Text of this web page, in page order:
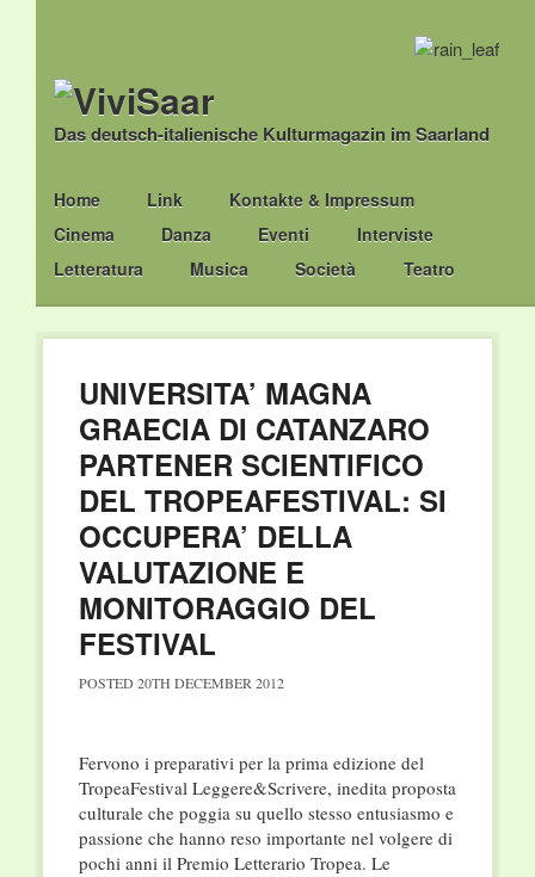
Das deutsch-italienische Kulturmagazin im Saarland
Main menu
Skip
to
content
Home Link
Kontakte & Impressum
Cinema
Danza Eventi
Interviste
Letteratura
Musica Società Teatro
UNIVERSITA’ MAGNA
GRAECIA DI CATANZARO
PARTENER SCIENTIFICO
DEL TROPEAFESTIVAL: SI
OCCUPERA’ DELLA
VALUTAZIONE E
MONITORAGGIO DEL
FESTIVAL
POSTED 20TH DECEMBER 2012
Fervono i preparativi per la prima edizione del
TropeaFestival Leggere&Scrivere, inedita proposta
culturale che poggia su quello stesso entusiasmo e
passione che hanno reso importante nel volgere di
pochi anni il Premio Letterario Tropea. Le